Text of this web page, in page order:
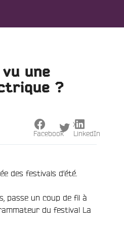
une
?
des festivals d’été.
passe un coup de fil à
du festival La
Facebook
X
LinkedIn